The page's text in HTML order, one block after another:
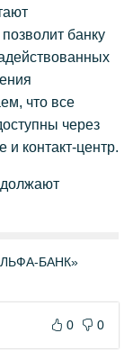
банку
что все
через
и контакт-центр.
БАНК»
0 0